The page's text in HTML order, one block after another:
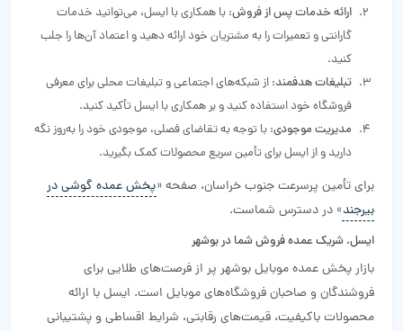
ارائه خدمات پس از فروش: با همکاری با ایسل، می‌توانید خدمات
گارانتی و تعمیرات را به مشتریان خود ارائه دهید و اعتماد آن‌ها را جلب
کنید.
تبلیغات هدفمند: از شبکه‌های اجتماعی و تبلیغات محلی برای معرفی
فروشگاه خود استفاده کنید و بر همکاری با ایسل تأکید کنید.
مدیریت موجودی: با توجه به تقاضای فصلی، موجودی خود را به‌روز نگه
دارید و از ایسل برای تأمین سریع محصولات کمک بگیرید.
برای تأمین پرسرعت جنوب خراسان، صفحه «پخش عمده گوشی در
بیرجند» در دسترس شماست.
ایسل، شریک عمده فروش شما در بوشهر
بازار پخش عمده موبایل بوشهر پر از فرصت‌های طلایی برای
فروشندگان و صاحبان فروشگاه‌های موبایل است. ایسل با ارائه
محصولات باکیفیت، قیمت‌های رقابتی، شرایط اقساطی و پشتیبانی